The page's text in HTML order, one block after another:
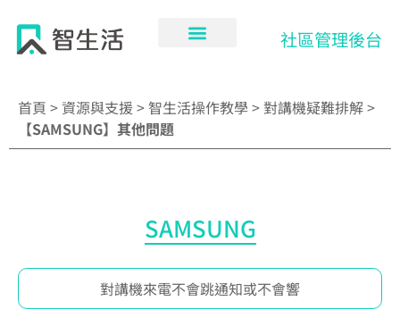
社區管理後台
首頁 >資源與支援> 智生活操作教學 >對講機疑難排解>
【SAMSUNG】其他問題
SAMSUNG
對講機來電不會跳通知或不會響